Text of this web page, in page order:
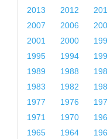
2013
2012
2007
2006
2001
2000
1995
1994
1989
1988
1983
1982
1977
1976
1971
1970
1965
1964